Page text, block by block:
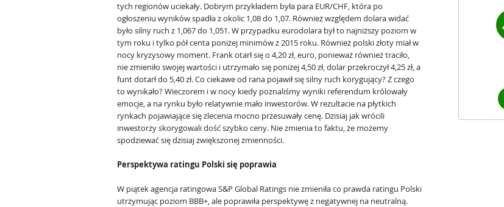
tych regionów uciekały. Dobrym przykładem była para EUR/CHF, która po
ogłoszeniu wyników spadła z okolic 1,08 do 1,07. Również względem dolara widać
było silny ruch z 1,067 do 1,051. W przypadku eurodolara był to najniższy poziom w
tym roku i tylko pół centa poniżej minimów z 2015 roku. Również polski złoty miał w
nocy kryzysowy moment. Frank otarł się o 4,20 zł, euro, ponieważ również traciło,
nie zmieniło swojej wartości i utrzymało się poniżej 4,50 zł, dolar przekroczył 4,25 zł, a
funt dotarł do 5,40 zł. Co ciekawe od rana pojawił się silny ruch korygujący? Z czego
to wynikało? Wieczorem i w nocy kiedy poznaliśmy wyniki referendum królowały
emocje, a na rynku było relatywnie mało inwestorów. W rezultacie na płytkich
rynkach pojawiające się zlecenia mocno przesuwały cenę. Dzisiaj jak wrócili
inwestorzy skorygowali dość szybko ceny. Nie zmienia to faktu, że możemy
spodziewać się dzisiaj zwiększonej zmienności.
Perspektywa ratingu Polski się poprawia
W piątek agencja ratingowa S&P Global Ratings nie zmieniła co prawda ratingu Polski
utrzymując poziom BBB+, ale poprawiła perspektywę z negatywnej na neutralną.